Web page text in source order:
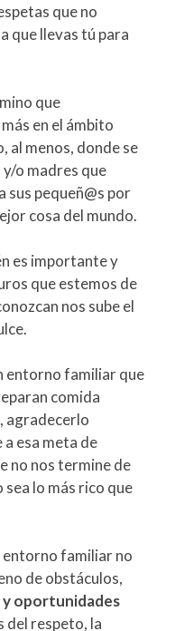
que no
que llevas tú para
que
en el ámbito
al menos, donde se
o madres que
sus pequeñ@s por
cosa del mundo.
es importante y
que estemos de
nos sube el
entorno familiar que
comida
agradecerlo
esa meta de
no nos termine de
lo más rico que
entorno familiar no
de obstáculos,
y oportunidades
del respeto, la